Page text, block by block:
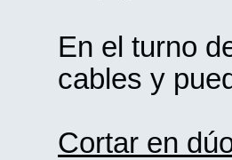
En el turno
cables y
Cortar en